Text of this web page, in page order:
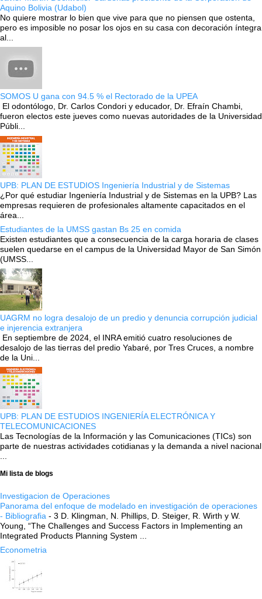
Aquino Bolivia (Udabol)
No quiere mostrar lo bien que vive para que no piensen que ostenta,
pero es imposible no posar los ojos en su casa con decoración íntegra
al...
SOMOS U gana con 94.5 % el Rectorado de la UPEA
El odontólogo, Dr. Carlos Condori y educador, Dr. Efraín Chambi,
fueron electos este jueves como nuevas autoridades de la Universidad
Públi...
UPB: PLAN DE ESTUDIOS Ingeniería Industrial y de Sistemas
¿Por qué estudiar Ingeniería Industrial y de Sistemas en la UPB? Las
empresas requieren de profesionales altamente capacitados en el
área...
Estudiantes de la UMSS gastan Bs 25 en comida
Existen estudiantes que a consecuencia de la carga horaria de clases
suelen quedarse en el campus de la Universidad Mayor de San Simón
(UMSS...
UAGRM no logra desalojo de un predio y denuncia corrupción judicial
e injerencia extranjera
En septiembre de 2024, el INRA emitió cuatro resoluciones de
desalojo de las tierras del predio Yabaré, por Tres Cruces, a nombre
de la Uni...
UPB: PLAN DE ESTUDIOS INGENIERÍA ELECTRÓNICA Y
TELECOMUNICACIONES
Las Tecnologías de la Información y las Comunicaciones (TICs) son
parte de nuestras actividades cotidianas y la demanda a nivel nacional
Mi lista de blogs
Investigacion de Operaciones
Panorama del enfoque de modelado en investigación de operaciones
- Bibliografia - 3 D. Klingman, N. Phillips, D. Steiger, R. Wirth y W.
Young, “The Challenges and Success Factors in Implementing an
Integrated Products Planning System ...
Econometria